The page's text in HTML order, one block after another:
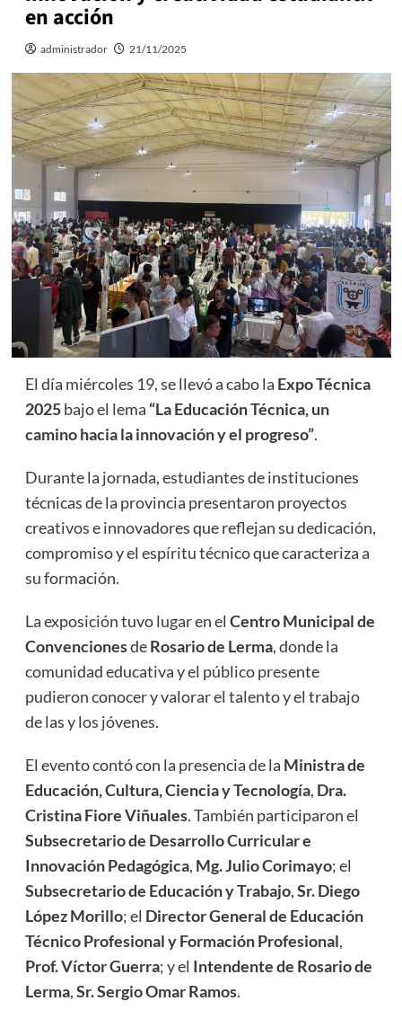
en acción
administrador 21/11/2025
El día miércoles 19, se llevó a cabo la Expo Técnica
2025bajo el lema “La Educación Técnica, un
camino hacia la innovación y el progreso”.
Durante la jornada, estudiantes de instituciones
técnicas de la provincia presentaron proyectos
creativos e innovadores que reflejan su dedicación,
compromiso y el espíritu técnico que caracteriza a
su formación.
La exposición tuvo lugar en el Centro Municipal de
ConvencionesdeRosario de Lerma, donde la
comunidad educativa y el público presente
pudieron conocer y valorar el talento y el trabajo
de las y los jóvenes.
El evento contó con la presencia de la Ministra de
Educación, Cultura, Ciencia y Tecnología, Dra.
Cristina Fiore Viñuales. También participaron el
Subsecretario de Desarrollo Curricular e
Innovación Pedagógica, Mg. Julio Corimayo; el
Subsecretario de Educación y Trabajo,Sr. Diego
López Morillo; el Director General de Educación
Técnico Profesional y Formación Profesional,
Prof. Víctor Guerra; y el Intendente de Rosario de
Lerma,Sr. Sergio Omar Ramos.